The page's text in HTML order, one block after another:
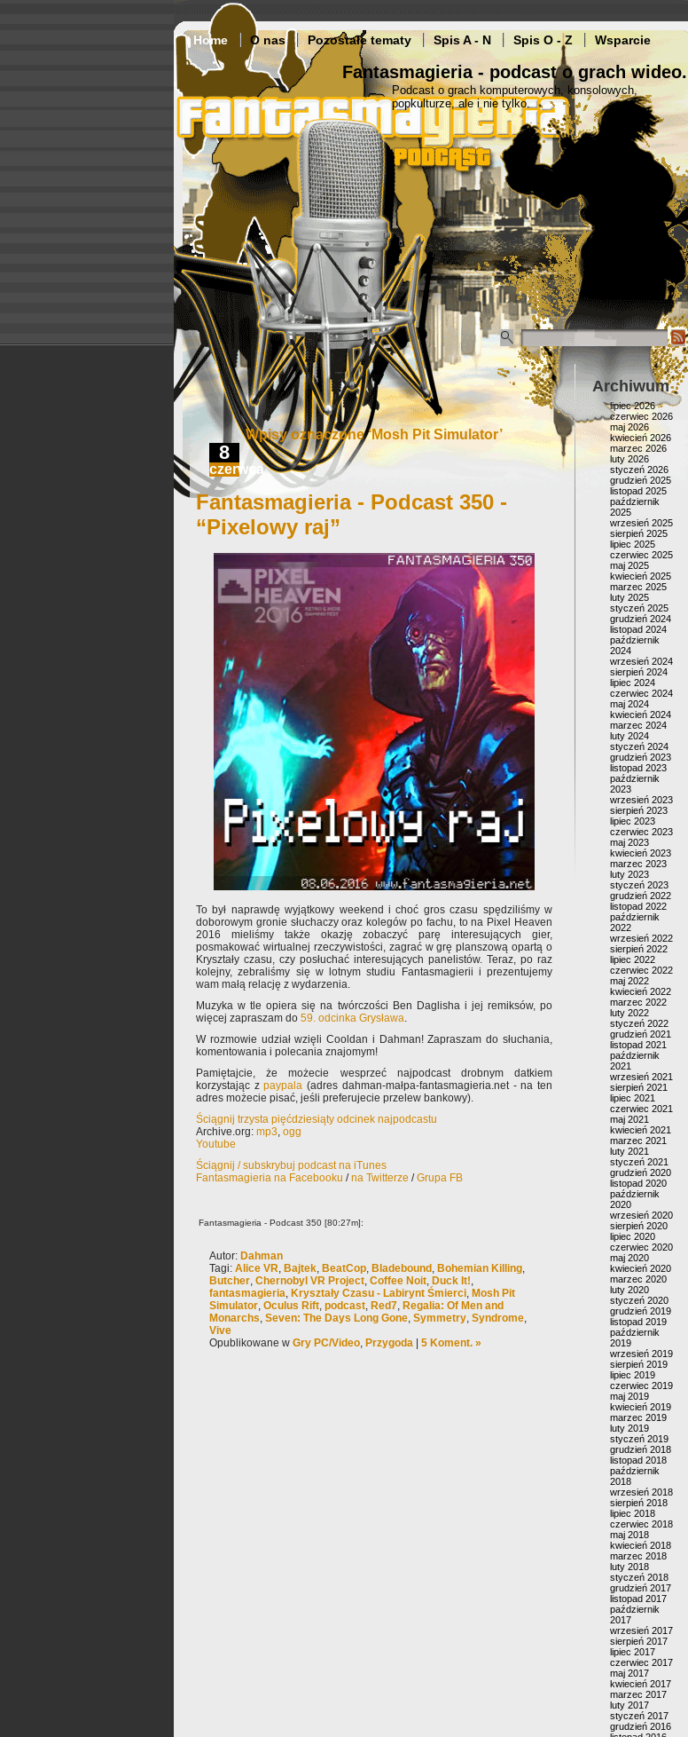
Home O nas Pozostałe tematy Spis A - N Spis O - Z Wsparcie
Fantasmagieria - podcast o grach wideo.
Podcast o grach komputerowych, konsolowych,
popkulturze, ale i nie tylko.
Wpisy oznaczone ‘Mosh Pit Simulator’
8
czerwca
Fantasmagieria - Podcast 350 -
“Pixelowy raj”
To był naprawdę wyjątkowy weekend i choć gros czasu spędziliśmy w
doborowym gronie słuchaczy oraz kolegów po fachu, to na Pixel Heaven
2016 mieliśmy także okazję zobaczyć parę interesujących gier,
posmakować wirtualnej rzeczywistości, zagrać w grę planszową opartą o
Kryształy czasu, czy posłuchać interesujących panelistów. Teraz, po raz
kolejny, zebraliśmy się w lotnym studiu Fantasmagierii i prezentujemy
wam małą relację z wydarzenia.
Muzyka w tle opiera się na twórczości Ben Daglisha i jej remiksów, po
więcej zapraszam do 59. odcinka Grysława.
W rozmowie udział wzięli Cooldan i Dahman! Zapraszam do słuchania,
komentowania i polecania znajomym!
Pamiętajcie, że możecie wesprzeć najpodcast drobnym datkiem
korzystając zpaypala (adres dahman-małpa-fantasmagieria.net - na ten
adres możecie pisać, jeśli preferujecie przelew bankowy).
Ściągnij trzysta pięćdziesiąty odcinek najpodcastu
Archive.org: mp3, ogg
Youtube
Ściągnij / subskrybuj podcast na iTunes
Fantasmagieria na Facebooku /na Twitterze /Grupa FB
Fantasmagieria - Podcast 350 [80:27m]:
Autor: Dahman
Tagi: Alice VR, Bajtek, BeatCop, Bladebound , Bohemian Killing,
Butcher, Chernobyl VR Project, Coffee Noit, Duck It!,
fantasmagieria, Kryształy Czasu - Labirynt Śmierci, Mosh Pit
Simulator, Oculus Rift, podcast, Red7, Regalia: Of Men and
Monarchs, Seven: The Days Long Gone, Symmetry, Syndrome,
Vive
Opublikowane w Gry PC/Video, Przygoda 5 Koment. »
Archiwum
lipiec 2026
czerwiec 2026
maj 2026
kwiecień 2026
marzec 2026
luty 2026
styczeń 2026
grudzień 2025
listopad 2025
październik
2025
wrzesień 2025
sierpień 2025
lipiec 2025
czerwiec 2025
maj 2025
kwiecień 2025
marzec 2025
luty 2025
styczeń 2025
grudzień 2024
listopad 2024
październik
2024
wrzesień 2024
sierpień 2024
lipiec 2024
czerwiec 2024
maj 2024
kwiecień 2024
marzec 2024
luty 2024
styczeń 2024
grudzień 2023
listopad 2023
październik
2023
wrzesień 2023
sierpień 2023
lipiec 2023
czerwiec 2023
maj 2023
kwiecień 2023
marzec 2023
luty 2023
styczeń 2023
grudzień 2022
listopad 2022
październik
2022
wrzesień 2022
sierpień 2022
lipiec 2022
czerwiec 2022
maj 2022
kwiecień 2022
marzec 2022
luty 2022
styczeń 2022
grudzień 2021
listopad 2021
październik
2021
wrzesień 2021
sierpień 2021
lipiec 2021
czerwiec 2021
maj 2021
kwiecień 2021
marzec 2021
luty 2021
styczeń 2021
grudzień 2020
listopad 2020
październik
2020
wrzesień 2020
sierpień 2020
lipiec 2020
czerwiec 2020
maj 2020
kwiecień 2020
marzec 2020
luty 2020
styczeń 2020
grudzień 2019
listopad 2019
październik
2019
wrzesień 2019
sierpień 2019
lipiec 2019
czerwiec 2019
maj 2019
kwiecień 2019
marzec 2019
luty 2019
styczeń 2019
grudzień 2018
listopad 2018
październik
2018
wrzesień 2018
sierpień 2018
lipiec 2018
czerwiec 2018
maj 2018
kwiecień 2018
marzec 2018
luty 2018
styczeń 2018
grudzień 2017
listopad 2017
październik
2017
wrzesień 2017
sierpień 2017
lipiec 2017
czerwiec 2017
maj 2017
kwiecień 2017
marzec 2017
luty 2017
styczeń 2017
grudzień 2016